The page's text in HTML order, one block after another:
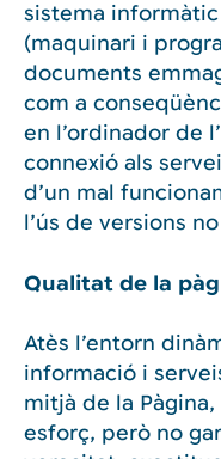
sistema
(maquinari i
documents
com a
en l’ordinador de
connexió als
d’un mal
l’ús de versions
Qualitat de la
Atès l’entorn
informació i
mitjà de la Pàgina,
esforç, però no